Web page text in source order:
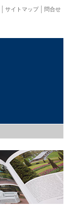
問合せ
サイトマップ